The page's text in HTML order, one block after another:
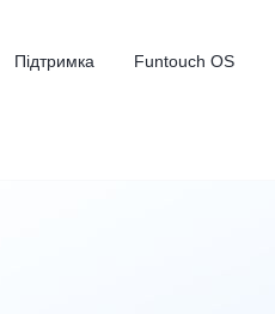
Підтримка Funtouch OS